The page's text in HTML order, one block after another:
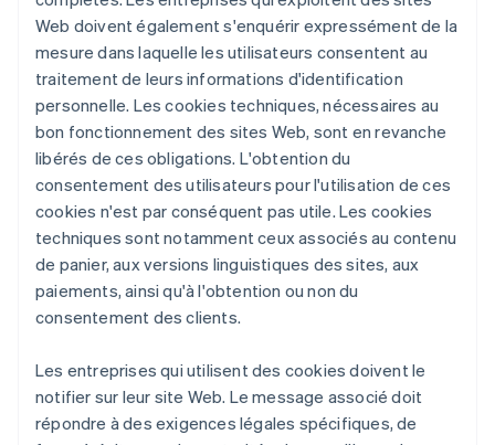
Web doivent également s'enquérir expressément de la
mesure dans laquelle les utilisateurs consentent au
traitement de leurs informations d'identification
personnelle. Les cookies techniques, nécessaires au
bon fonctionnement des sites Web, sont en revanche
libérés de ces obligations. L'obtention du
consentement des utilisateurs pour l'utilisation de ces
cookies n'est par conséquent pas utile. Les cookies
techniques sont notamment ceux associés au contenu
de panier, aux versions linguistiques des sites, aux
paiements, ainsi qu'à l'obtention ou non du
consentement des clients.
Les entreprises qui utilisent des cookies doivent le
notifier sur leur site Web. Le message associé doit
répondre à des exigences légales spécifiques, de